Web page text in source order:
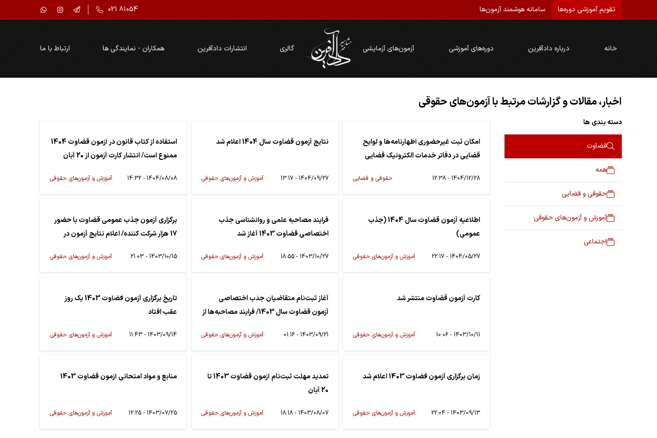
تقویم آموزشی دوره‌ها سامانه هوشمند آزمون‌ها 021 81054
خانه درباره دادآفرین دوره‌های آموزشی آزمون‌های آزمایشی گالری انتشارات دادآفرین همکاران - نمایندگی ها ارتباط با ما
اخبار، مقالات و گزارشات مرتبط با آزمون‌های حقوقی
دسته بندی ها
قضاوت
همه
حقوقی و قضایی
آموزش و آزمون‌های حقوقی
اجتماعی
امکان ثبت غیرحضوری اظهارنامه‌ها و لوایح
قضایی در دفاتر خدمات الکترونیک قضایی
1404/12/28 - 12:38 حقوقی و قضایی
نتایج آزمون قضاوت سال 1404 اعلام شد
1404/09/27 - 13:17 آموزش و آزمون‌های حقوقی
استفاده از کتاب قانون در آزمون قضاوت 1404
ممنوع است/ انتشار کارت آزمون از 20 آبان
1404/08/08 - 14:32 آموزش و آزمون‌های حقوقی
اطلاعیه‌ آزمون قضاوت سال 1404 (جذب
عمومی)
1404/05/27 - 22:17 آموزش و آزمون‌های حقوقی
فرایند مصاحبه علمی و روانشناسی جذب
اختصاصی قضاوت 1403 آغاز شد
1403/10/27 - 18:55 آموزش و آزمون‌های حقوقی
برگزاری آزمون جذب عمومی قضاوت با حضور
17 هزار شرکت کننده/ اعلام نتایج آزمون در
1403/10/15 - 21:03 آموزش و آزمون‌های حقوقی
کارت آزمون قضاوت منتشر شد
1403/10/11 - 10:06 آموزش و آزمون‌های حقوقی
آغاز ثبت‌نام متقاضیان جذب اختصاصی
آزمون قضاوت سال 1403/ فرایند مصاحبه‌ها از
1403/09/21 - 01:16 آموزش و آزمون‌های حقوقی
تاریخ برگزاری آزمون قضاوت 1403 یک روز
عقب افتاد
1403/09/14 - 11:43 آموزش و آزمون‌های حقوقی
زمان برگزاری آزمون قضاوت 1403 اعلام شد
1403/09/13 - 22:04 آموزش و آزمون‌های حقوقی
تمدید مهلت ثبت‌نام آزمون قضاوت 1403 تا
20 آبان
1403/08/07 - 18:18 آموزش و آزمون‌های حقوقی
منابع و مواد امتحانی آزمون قضاوت 1403
1403/07/25 - 12:25 آموزش و آزمون‌های حقوقی